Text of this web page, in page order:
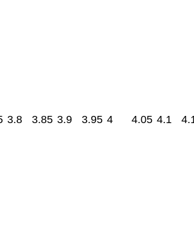
3.8 3.85 3.9 3.95 4 4.05 4.1